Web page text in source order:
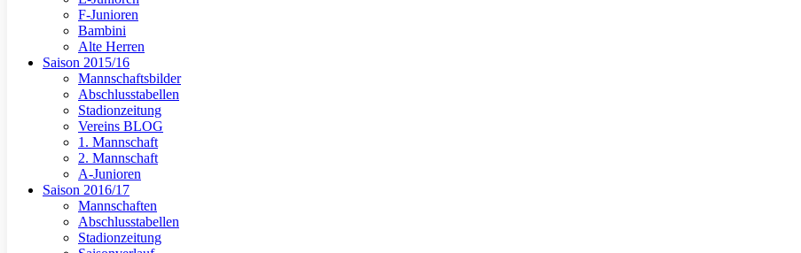
F-Junioren
Bambini
Alte Herren
Saison 2015/16
Mannschaftsbilder
Abschlusstabellen
Stadionzeitung
Vereins BLOG
1. Mannschaft
2. Mannschaft
A-Junioren
Saison 2016/17
Mannschaften
Abschlusstabellen
Stadionzeitung